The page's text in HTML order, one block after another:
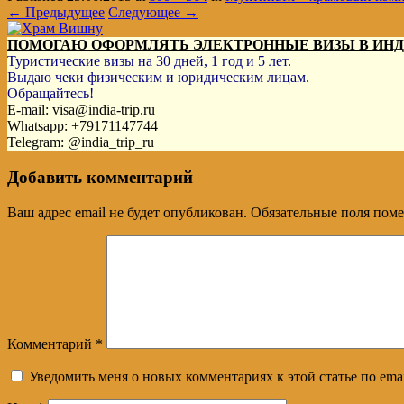
← Предыдущее Следующее →
ПОМОГАЮ ОФОРМЛЯТЬ ЭЛЕКТРОННЫЕ ВИЗЫ В
Туристические визы на 30 дней, 1 год и 5 лет.
Выдаю чеки физическим и юридическим лицам.
Обращайтесь!
E-mail: visa@india-trip.ru
Whatsapp: +79171147744
Telegram: @india_trip_ru
Добавить комментарий
Ваш адрес email не будет опубликован. Обязательные поля
Комментарий *
Уведомить меня о новых комментариях к этой статье по